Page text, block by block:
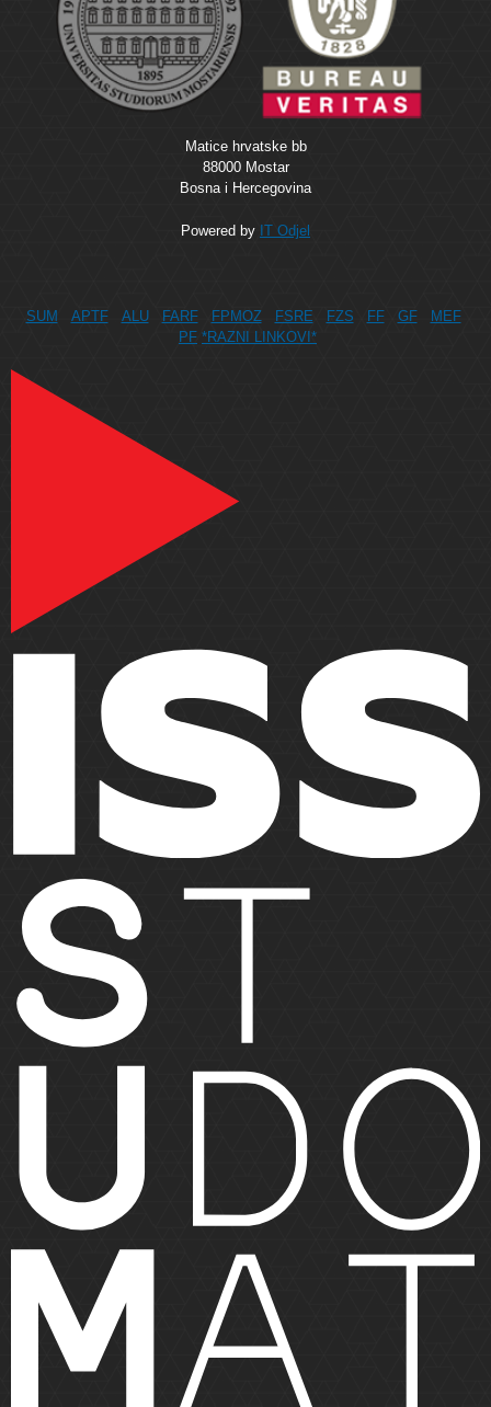
Matice hrvatske bb
88000 Mostar
Bosna i Hercegovina
Powered by IT Odjel
SUM APTF ALU FARF FPMOZ FSRE FZS FF GF
MEF
PF *RAZNI LINKOVI*